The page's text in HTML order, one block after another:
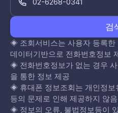
검
◈ 조회서비스는 사용자 등록
데이터기반으로 전화번호정보
◈ 전화번호정보가 없는 경우
을 통한 정보 제공
◈ 휴대폰 정보조회는 개인정
등의 문제로 인해 제공하지 않음
◈ 정보의 오류, 불법정보등이